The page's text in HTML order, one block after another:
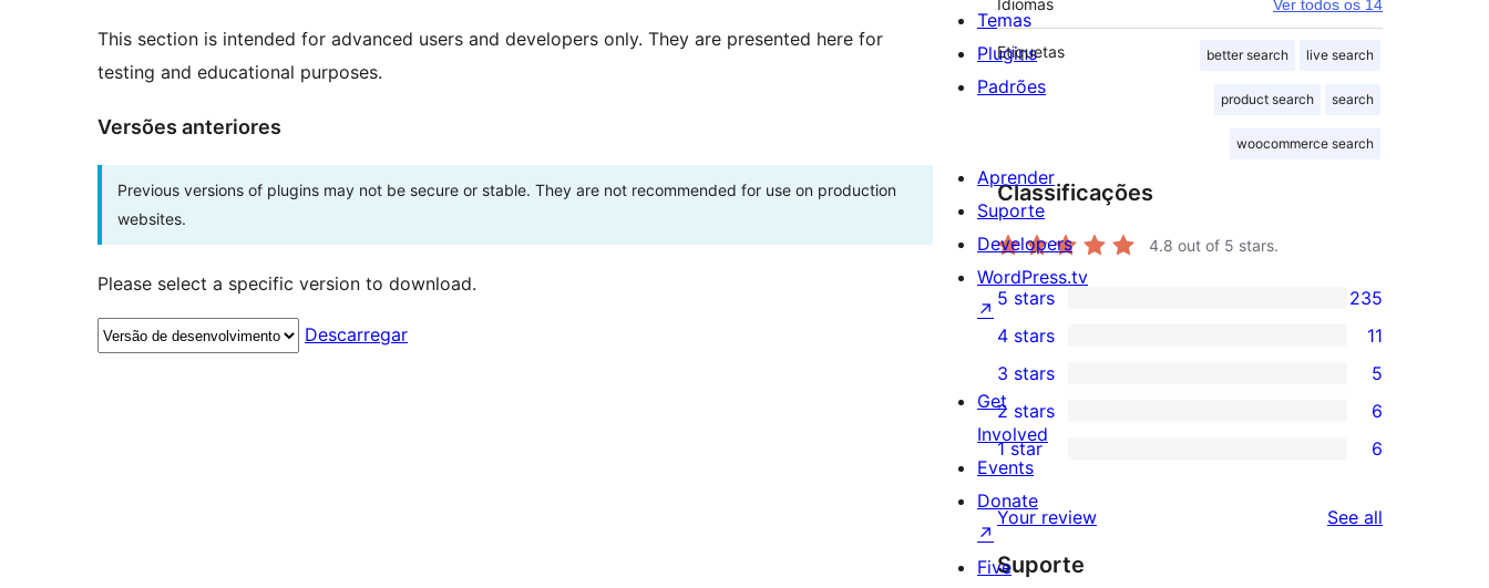
This section is intended for advanced users and developers only. They are presented here for
testing and educational purposes.
Versões anteriores
Previous versions of plugins may not be secure or stable. They are not recommended for use on production
websites.
Please select a specific version to download.
Descarregar
Idiomas Ver todos os 14
Etiquetas better search live search
product search search
woocommerce search
Classificações
4.8 out of 5 stars.
235
5-
star
reviews
5 stars 235
4-
star
reviews
4 stars 11
5
3-
star
3 stars 5
6
2-
star
reviews
2 stars 6
6
1-
star
reviews
1 star 6
Your review See all
Suporte
Temas
Plugins
Padrões
Aprender
Suporte
Developers
WordPress.tv
↗
Get
Involved
Events
Donate
↗
Five